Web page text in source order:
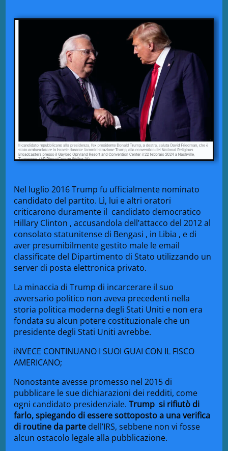
Nel luglio 2016 Trumpfu ufficialmente nominato
candidato del partito. Lì, lui e altri oratori
criticarono duramente il candidato democratico
Hillary Clinton , accusandola dell’attacco del 2012 al
consolato statunitense di Bengasi , in Libia , e di
aver presumibilmente gestito male le email
classificate del Dipartimento di Stato utilizzando un
server di posta elettronica privato.
La minaccia di Trump di incarcerare il suo
avversario politico non aveva precedenti nella
storia politica moderna degli Stati Uniti e non era
fondata su alcun potere costituzionale che un
presidente degli Stati Uniti avrebbe.
iNVECE CONTINUANO I SUOI GUAI CON IL FISCO
AMERICANO;
Nonostante avesse promesso nel 2015 di
pubblicare le sue dichiarazioni dei redditi, come
ogni candidato presidenziale.Trump si rifiutò di
farlo, spiegando di essere sottoposto a una verifica
di routine da parte dell’IRS, sebbene non vi fosse
alcun ostacolo legale alla pubblicazione.